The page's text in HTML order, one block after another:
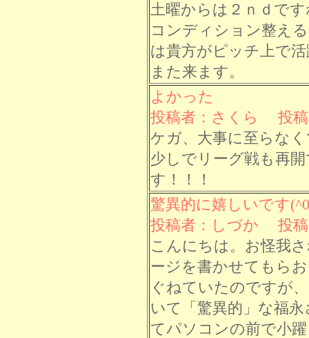
土曜からは２ｎｄで
コンディション整え
は貴方がピッチ上で
また来ます。
よかった
投稿者：さくら 投稿
ケガ、大事に至らな
少しでリーグ戦も再
す！！！
驚異的に嬉しいです
投稿者：しづか 投稿
こんにちは。お怪我
ージを書かせてもら
ぐねていたのですが
いて「驚異的」な福
てパソコンの前で小